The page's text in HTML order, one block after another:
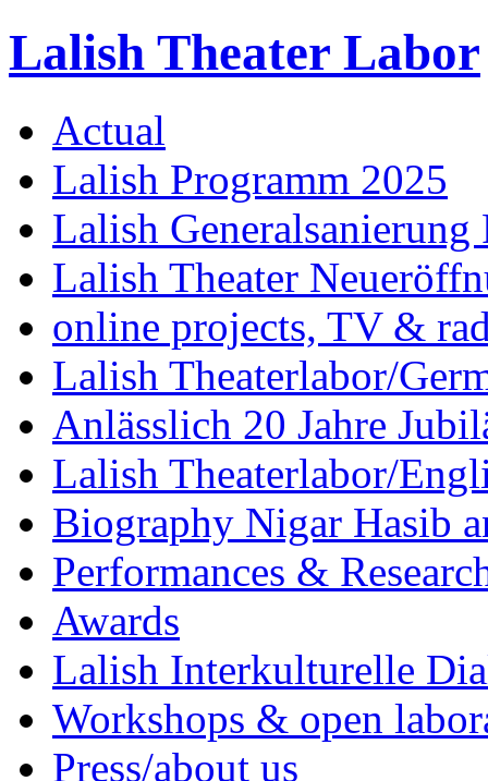
Lalish Theater Labor
Actual
Lalish Programm 2025
Lalish
Lalish Theater
online projects, TV &
Lalish Theaterlabor/
Anlässlich 20 Jahre
Lalish Theaterlabor/
Biography Nigar Hasib
Performances &
Awards
Lalish Interkulturelle
Workshops & open
Press/about us